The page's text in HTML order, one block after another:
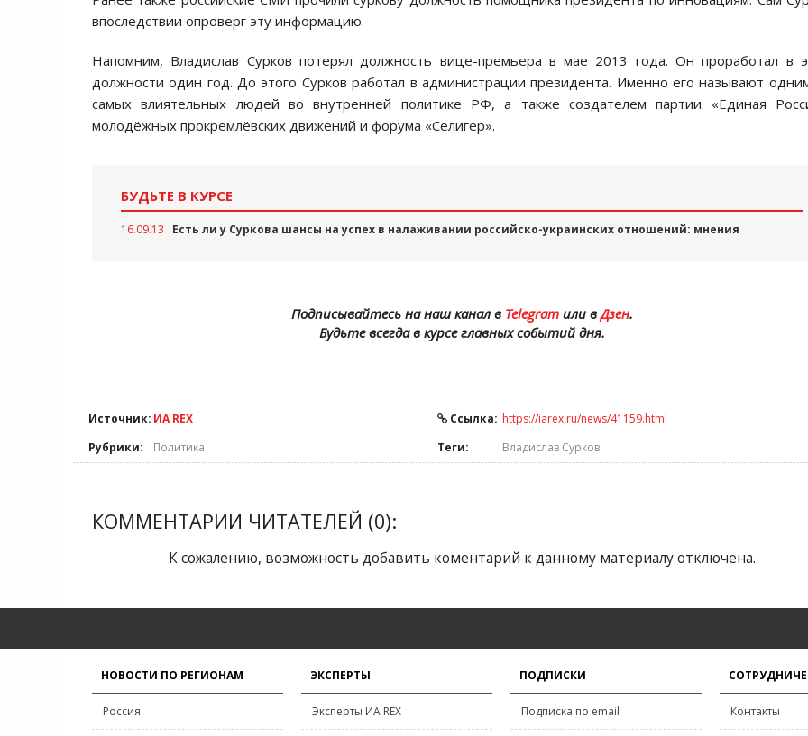
впоследствии опроверг эту информацию.
Напомним, Владислав Сурков потерял должность вице-премьера в мае 2013 года. Он проработал в
должности один год. До этого Сурков работал в администрации президента. Именно его называют
самых влиятельных людей во внутренней политике РФ, а также создателем партии «Единая
молодёжных прокремлёвских движений и форума «Селигер».
БУДЬТЕ В КУРСЕ
16.09.13 Есть ли у Суркова шансы на успех в налаживании российско-украинских отношений: мнения
Подписывайтесь на наш канал в Telegramили вДзен.
Будьте всегда в курсе главных событий дня.
Источник: ИА REX Ссылка: https://iarex.ru/news/41159.html
Рубрики:
Политика Теги: Владислав Сурков
КОММЕНТАРИИ ЧИТАТЕЛЕЙ (0):
К сожалению, возможность добавить коментарий к данному материалу отключена.
НОВОСТИ ПО РЕГИОНАМ
Россия
ЭКСПЕРТЫ
Эксперты ИА REX
ПОДПИСКИ
Подписка по email Контакты